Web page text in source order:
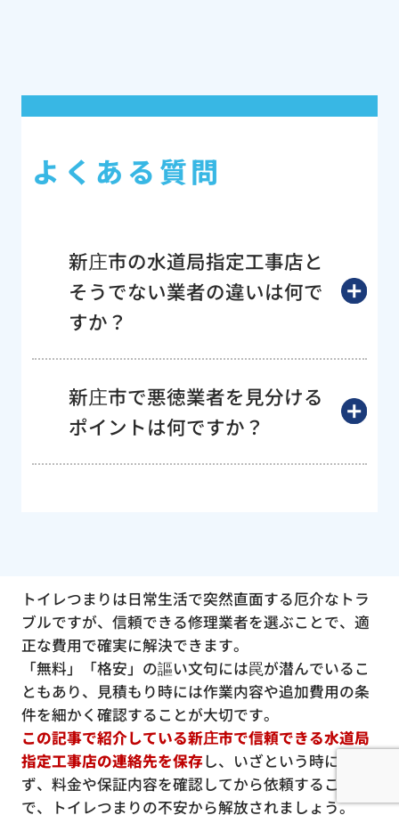
よくある質問
新庄市の水道局指定工事店と
そうでない業者の違いは何で
すか？
新庄市で悪徳業者を見分ける
ポイントは何ですか？
トイレつまりは日常生活で突然直面する厄介なトラ
ブルですが、信頼できる修理業者を選ぶことで、適
正な費用で確実に解決できます。
「無料」「格安」の謳い文句には罠が潜んでいるこ
ともあり、見積もり時には作業内容や追加費用の条
件を細かく確認することが大切です。
この記事で紹介している新庄市で信頼できる水道局
指定工事店の連絡先を保存し、いざという時に慌て
ず、料金や保証内容を確認してから依頼すること
で、トイレつまりの不安から解放されましょう。